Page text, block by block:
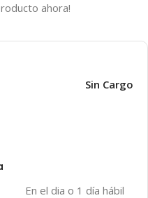
ahora!
Sin Cargo
En el dia o 1 día hábil